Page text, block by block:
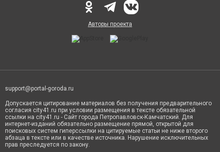
Авторы проекта
support@portal-goroda.ru
Допускается цитирование материалов без получения предварительного
согласия city41.ru при условии размещения в тексте обязательной
ссылки на city41.ru - Сайт города Петропавловск-Камчатский. Для
интернет-изданий обязательно размещение прямой, открытой для
поисковых систем гиперссылки на цитируемые статьи не ниже второго
абзаца в тексте или в качестве источника. Нарушение исключительных
прав преследуется по закону.